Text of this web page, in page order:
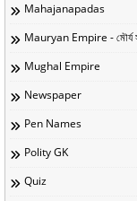
Mahajanapadas
Mauryan Empire - মৌর্য
Mughal Empire
Newspaper
Pen Names
Polity GK
Quiz